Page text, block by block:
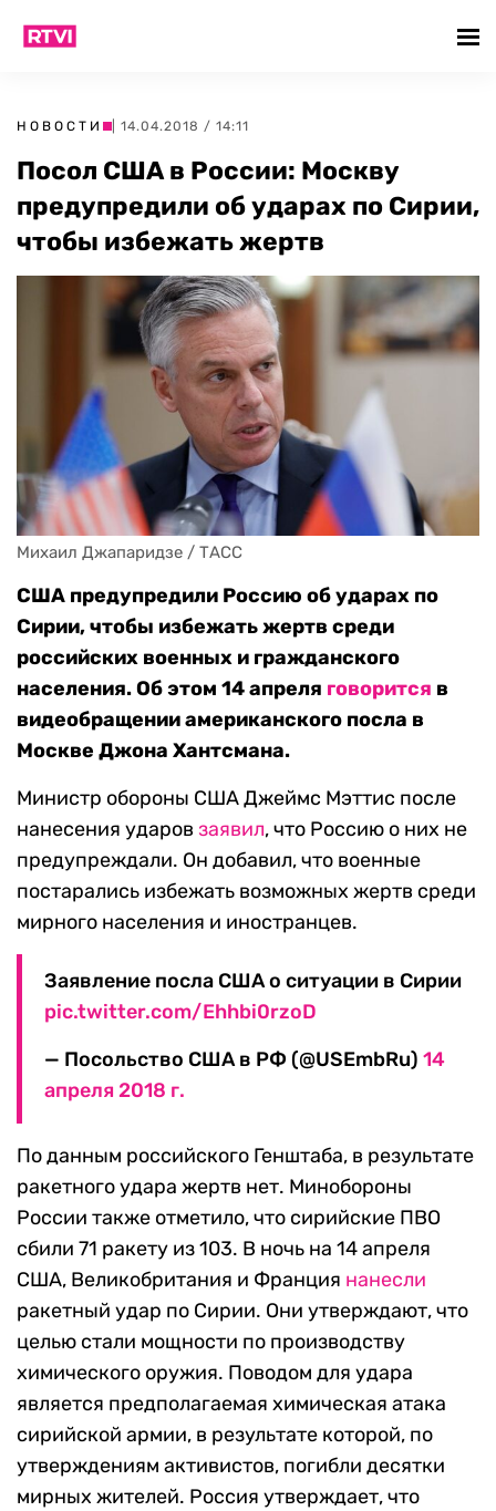
НОВОСТИ | 14.04.2018 / 14:11
Посол США в России: Москву
предупредили об ударах по Сирии,
чтобы избежать жертв
Михаил Джапаридзе / ТАСС
США предупредили Россию об ударах по
Сирии, чтобы избежать жертв среди
российских военных и гражданского
населения. Об этом 14 апреля говорится в
видеобращении американского посла в
Москве Джона Хантсмана.
Министр обороны США Джеймс Мэттис после
нанесения ударов заявил, что Россию о них не
предупреждали. Он добавил, что военные
постарались избежать возможных жертв среди
мирного населения и иностранцев.
Заявление посла США о ситуации в Сирии
pic.twitter.com/Ehhbi0rzoD
— Посольство США в РФ (@USEmbRu) 14
апреля 2018 г.
По данным российского Генштаба, в результате
ракетного удара жертв нет. Минобороны
России также отметило, что сирийские ПВО
сбили 71 ракету из 103. В ночь на 14 апреля
США, Великобритания и Франция нанесли
ракетный удар по Сирии. Они утверждают, что
целью стали мощности по производству
химического оружия. Поводом для удара
является предполагаемая химическая атака
сирийской армии, в результате которой, по
утверждениям активистов, погибли десятки
мирных жителей. Россия утверждает, что